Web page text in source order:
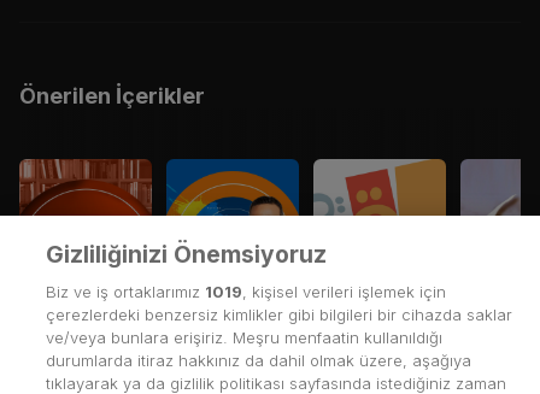
Önerilen İçerikler
Gizliliğinizi Önemsiyoruz
Biz ve iş ortaklarımız 1019 , kişisel verileri işlemek için
çerezlerdeki benzersiz kimlikler gibi bilgileri bir cihazda saklar
ve/veya bunlara erişiriz. Meşru menfaatin kullanıldığı
durumlarda itiraz hakkınız da dahil olmak üzere, aşağıya
tıklayarak ya da gizlilik politikası sayfasında istediğiniz zaman